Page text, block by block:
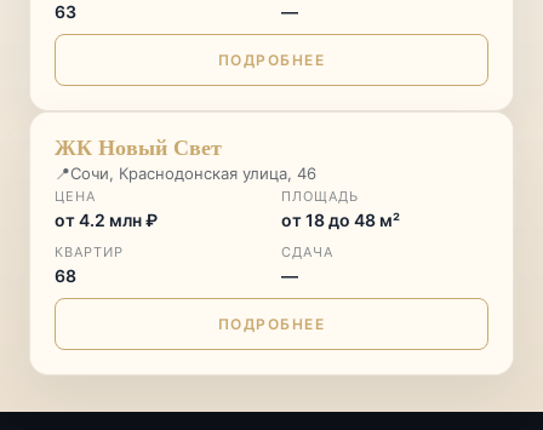
63 —
ПОДРОБНЕЕ
ЖК Новый Свет
📍Сочи, Краснодонская улица, 46
ЦЕНА
от 4.2 млн ₽
ПЛОЩАДЬ
от 18 до 48 м²
КВАРТИР
68
СДАЧА
—
ПОДРОБНЕЕ